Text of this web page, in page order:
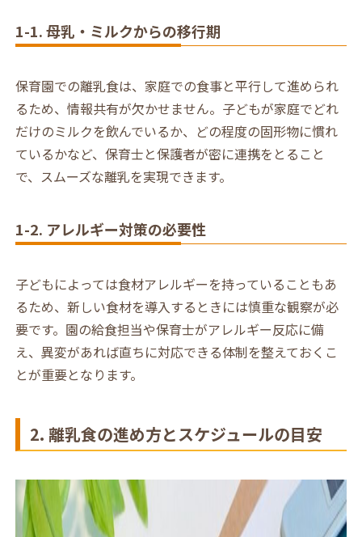
1-1. 母乳・ミルクからの移行期
保育園での離乳食は、家庭での食事と平行して進められ
るため、情報共有が欠かせません。子どもが家庭でどれ
だけのミルクを飲んでいるか、どの程度の固形物に慣れ
ているかなど、保育士と保護者が密に連携をとること
で、スムーズな離乳を実現できます。
1-2. アレルギー対策の必要性
子どもによっては食材アレルギーを持っていることもあ
るため、新しい食材を導入するときには慎重な観察が必
要です。園の給食担当や保育士がアレルギー反応に備
え、異変があれば直ちに対応できる体制を整えておくこ
とが重要となります。
2. 離乳食の進め方とスケジュールの目安